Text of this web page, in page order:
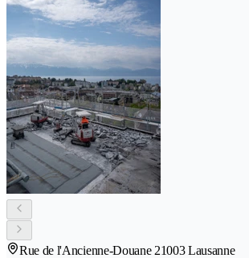
Rue de l'Ancienne-Douane 21003 Lausanne